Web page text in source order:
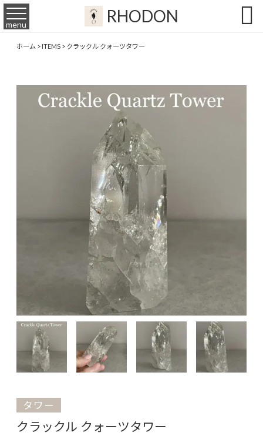
RHODON
menu 
ホーム>ITEMS>クラックル クォーツタワー
タワー
クラックル クォーツタワー